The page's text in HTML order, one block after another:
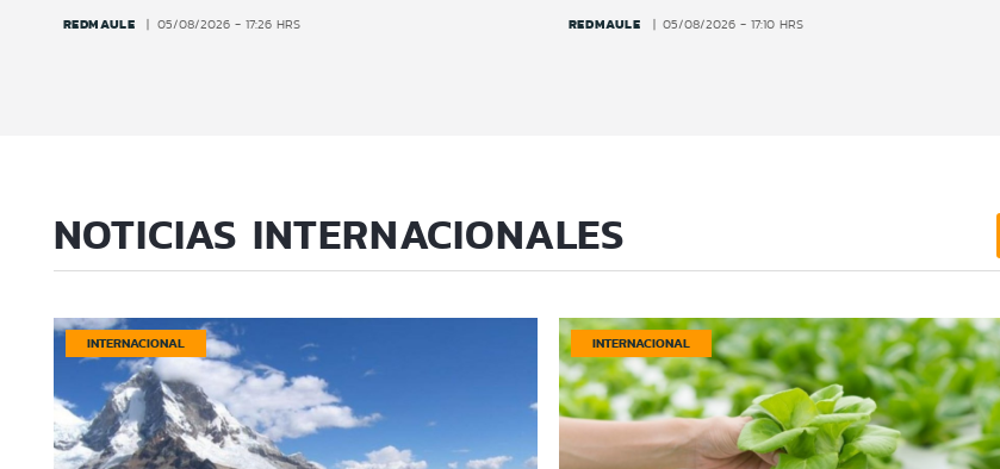
REDMAULE 05/08/2026 - 17:26 HRS REDMAULE 05/08/2026 - 17:10 HRS
NOTICIAS INTERNACIONALES
INTERNACIONAL INTERNACIONAL